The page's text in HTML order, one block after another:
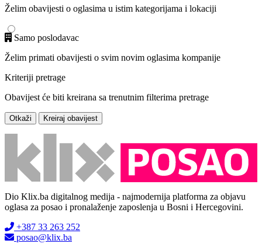
Želim obavijesti o oglasima u istim kategorijama i lokaciji
Samo poslodavac
Želim primati obavijesti o svim novim oglasima kompanije
Kriteriji pretrage
Obavijest će biti kreirana sa trenutnim filterima pretrage
Otkaži Kreiraj obavijest
Dio Klix.ba digitalnog medija - najmodernija platforma za objavu
oglasa za posao i pronalaženje zaposlenja u Bosni i Hercegovini.
+387 33 263 252
posao@klix.ba